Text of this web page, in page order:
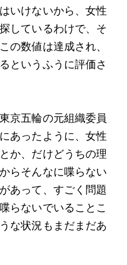
いけないから、女性
しているわけで、そ
の数値は達成され、
というふうに評価さ
京五輪の元組織委員
あったように、女性
か、だけどうちの理
らそんなに喋らない
あって、すごく問題
らないでいることこ
な状況もまだまだあ